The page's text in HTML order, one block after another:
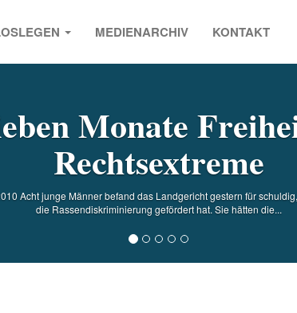
MEDIENARCHIV KONTAKT
Monate
Rechtsextreme
Acht junge Männer befand das Landgericht gestern für
die Rassendiskriminierung gefördert hat. Sie hätten die...